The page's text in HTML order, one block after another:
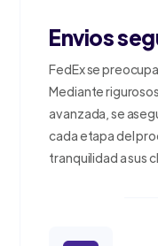
Envios
FedEx se
Mediante
avanzada, se
cada etapa del
tranquilidad a sus